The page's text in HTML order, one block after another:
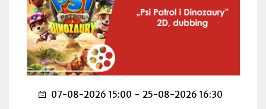
07-08-2026 15:00 - 25-08-2026 16:30